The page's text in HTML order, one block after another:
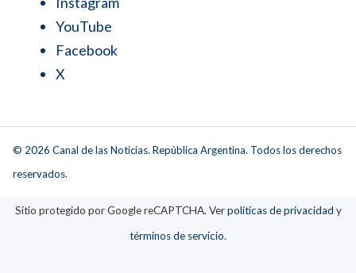
YouTube
Facebook
X
© 2026 Canal de las Noticias. República Argentina. Todos los derechos
reservados.
Sitio protegido por Google reCAPTCHA. Verpolíticas de privacidad y
términos de servicio.